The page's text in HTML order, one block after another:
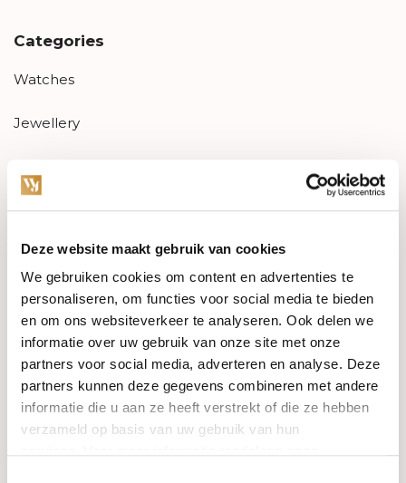
Deze website maakt gebruik van cookies
We gebruiken cookies om content en advertenties te
personaliseren, om functies voor social media te bieden
en om ons websiteverkeer te analyseren. Ook delen we
informatie over uw gebruik van onze site met onze
partners voor social media, adverteren en analyse. Deze
partners kunnen deze gegevens combineren met andere
informatie die u aan ze heeft verstrekt of die ze hebben
verzameld op basis van uw gebruik van hun
Categories
Watches
Jewellery
PRE-OWNED
Luxury Accessories
Maatwerk
Gents Jewelry
SALE
Information